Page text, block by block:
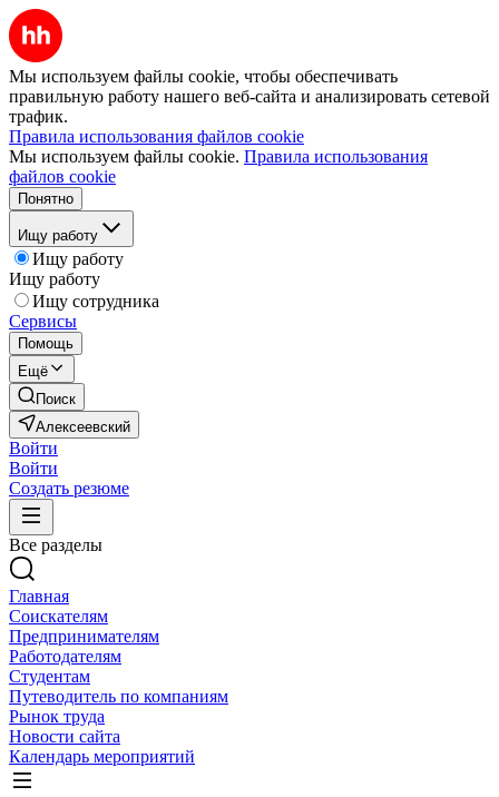
Мы используем файлы cookie, чтобы обеспечивать
правильную работу нашего веб-сайта и анализировать сетевой
трафик.
Правила использования файлов cookie
Мы используем файлы cookie. Правила использования
файлов cookie
Понятно
Ищу работу
Ищу работу
Ищу работу
Ищу сотрудника
Сервисы
Помощь
Ещё
Поиск
Алексеевский
Войти
Войти
Создать резюме
Все разделы
Главная
Соискателям
Предпринимателям
Работодателям
Студентам
Путеводитель по компаниям
Рынок труда
Новости сайта
Календарь мероприятий